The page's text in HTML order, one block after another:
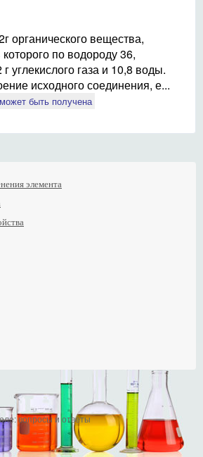
органического вещества,
по водороду 36,
углекислого газа и 10,8 воды.
исходного соединения, е...
быть получена
элемента
вопросы и ответы